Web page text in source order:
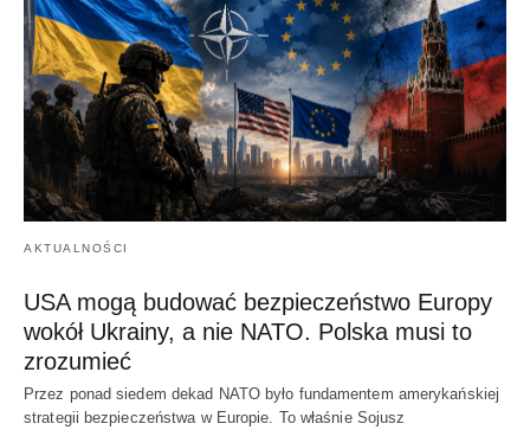
AKTUALNOŚCI
USA mogą budować bezpieczeństwo Europy
wokół Ukrainy, a nie NATO. Polska musi to
zrozumieć
Przez ponad siedem dekad NATO było fundamentem amerykańskiej
strategii bezpieczeństwa w Europie. To właśnie Sojusz